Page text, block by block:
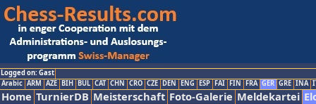
Logged on: Gast
Arabic ARM AZE BIH BUL CAT CHN CRO CZE DEN ENG ESP FAI FIN FRA GER GRE INA
Home TurnierDB Meisterschaft Foto-Galerie Meldekartei